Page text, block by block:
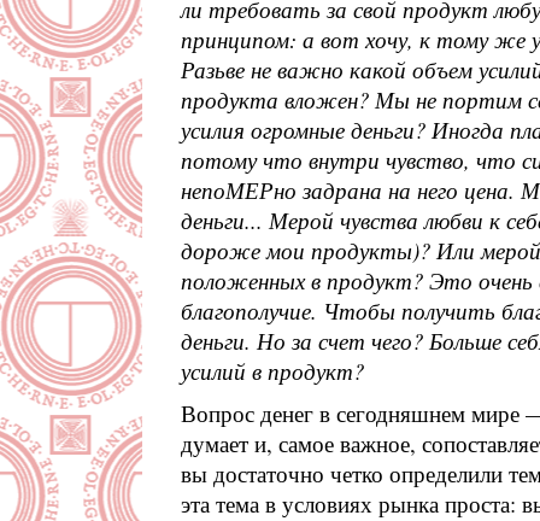
ли требовать за свой продукт
принципом: а вот хочу, к тому же
Разьве не важно какой объем
продукта вложен? Мы не портим
усилия огромные деньги? Иногда
потому что внутри чувство, что
непоМЕРно задрана на него цена.
деньги... Мерой чувства любви к
дороже мои продукты)? Или мерой
положенных в продукт? Это
благополучие. Чтобы получить
деньги. Но за счет чего? Больше
усилий в продукт?
Вопрос денег в сегодняшнем мире
думает и, самое важное,
вы достаточно четко определили
эта тема в условиях рынка проста: